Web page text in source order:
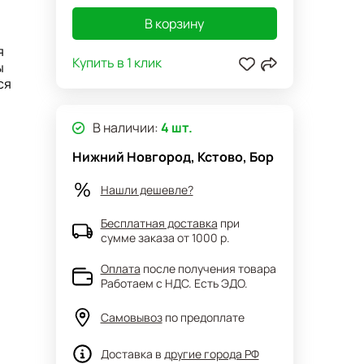
2
В корзину
Купить в 1 клик
В наличии:4 шт.
Нижний Новгород, Кстово, Бор
Нашли дешевле?
Бесплатная доставка при
сумме заказа от 1000 р.
Оплата после получения товара
Работаем с НДС. Есть ЭДО.
Самовывоз по предоплате
Доставка в другие города РФ